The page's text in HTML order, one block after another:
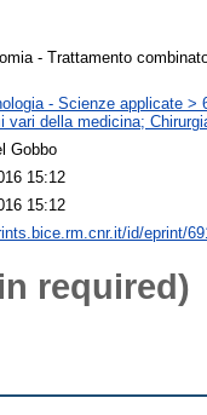
- Trattamento
- Scienze applicate
vari della medicina;
Gobbo
15:12
15:12
id/eprint/
required)